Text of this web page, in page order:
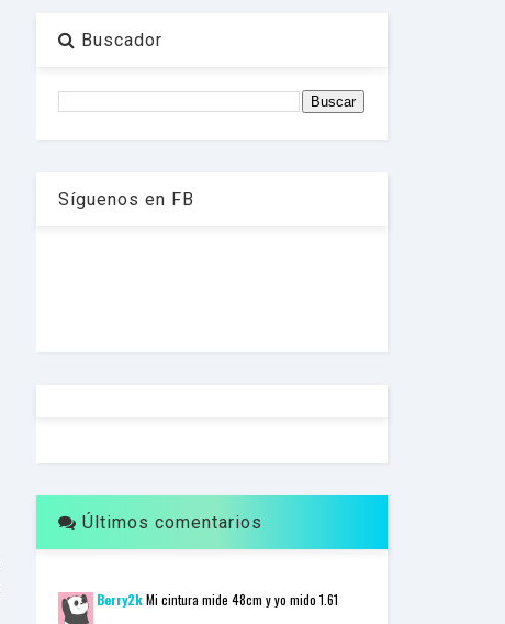
Buscador
Síguenos en FB
Últimos comentarios
Berry2kMi cintura mide 48cm y yo mido 1.61
e
g
n
e
L
I
O
N